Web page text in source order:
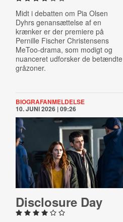
Midt i debatten om Pia Olsen
Dyhrs genansættelse af en
krænker er der premiere på
Pernille Fischer Christensens
MeToo-drama, som modigt og
nuanceret udforsker de betændte
gråzoner.
BIOGRAFANMELDELSE
10. JUNI 2026 | 09:26
Dis­clos­ure Day